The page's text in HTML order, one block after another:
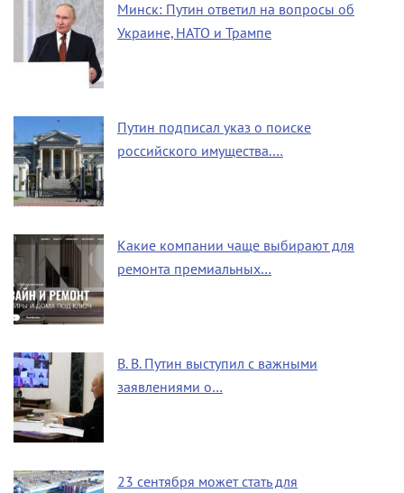
Минск: Путин ответил на вопросы об
Украине, НАТО и Трампе
Путин подписал указ о поиске
российского имущества.…
Какие компании чаще выбирают для
ремонта премиальных…
В. В. Путин выступил с важными
заявлениями о…
23 сентября может стать для